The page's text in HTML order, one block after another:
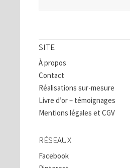
SITE
À propos
Contact
Réalisations sur-mesure
Livre d’or – témoignages
Mentions légales et CGV
RÉSEAUX
Facebook